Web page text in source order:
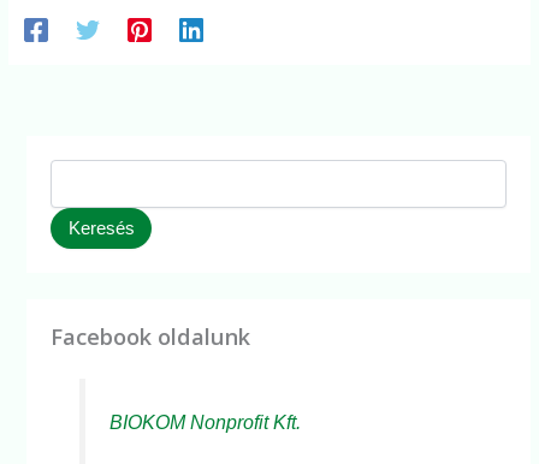
Keresés
Facebook oldalunk
BIOKOM Nonprofit Kft.